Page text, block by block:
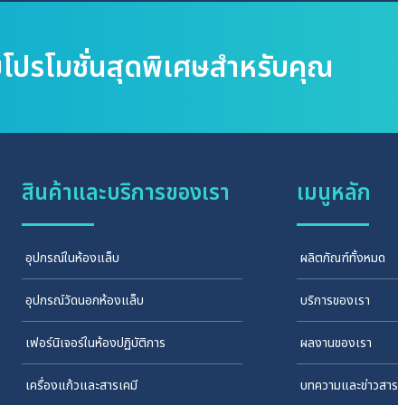
ปรโมชั่นสุดพิเศษสำหรับคุณ
สินค้าและบริการของเรา
อุปกรณ์ในห้องแล็บ
อุปกรณ์วัดนอกห้องแล็บ
เฟอร์นิเจอร์ในห้องปฏิบัติการ
เครื่องแก้วและสารเคมี
เมนูหลัก
ผลิตภัณฑ์ทั้งหมด
บริการของเรา
ผลงานของเรา
บทความและข่าวสาร